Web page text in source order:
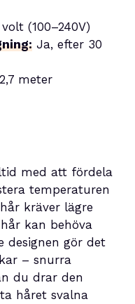
(100–240V)
Ja, efter 30
meter
med att fördela
temperaturen
kräver lägre
kan behöva
designen gör det
– snurra
du drar den
håret svalna